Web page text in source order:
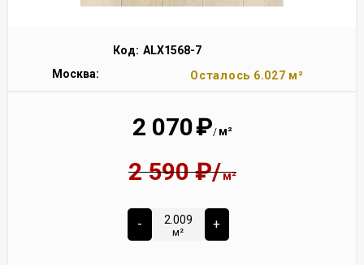
Код: ALX1568-7
Москва:
Осталось 6.027 м²
2 070₽/ м²
2 590 ₽/м²
-
м²
+